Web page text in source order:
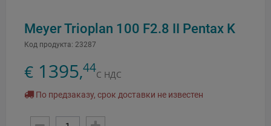
Meyer Trioplan 100 F2.8 II Pentax K
Код продукта: 23287
€ 1395,44С НДС
По предзаказу, срок доставки не известен